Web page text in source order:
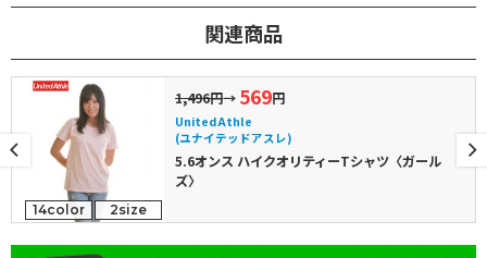
関連商品
14color 2size
1,496円→ 569円
United Athle
(ユナイテッドアスレ)
5.6オンス ハイクオリティーTシャツ〈ガール
ズ〉